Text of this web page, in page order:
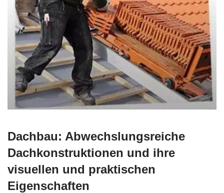
Dachbau: Abwechslungsreiche
Dachkonstruktionen und ihre
visuellen und praktischen
Eigenschaften